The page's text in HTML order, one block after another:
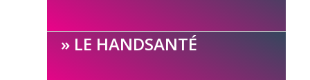
LE HANDSANTÉ